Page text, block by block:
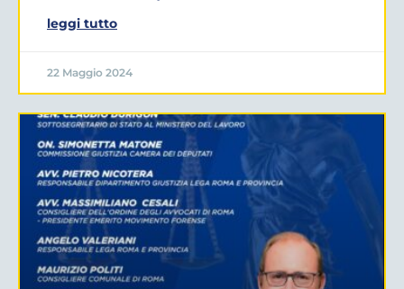
leggi tutto
22 Maggio 2024